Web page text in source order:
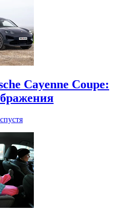
Cayenne Coupe: